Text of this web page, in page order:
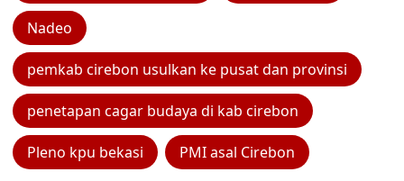
Nadeo
pemkab cirebon usulkan ke pusat dan provinsi
penetapan cagar budaya di kab cirebon
Pleno kpu bekasi PMI asal Cirebon